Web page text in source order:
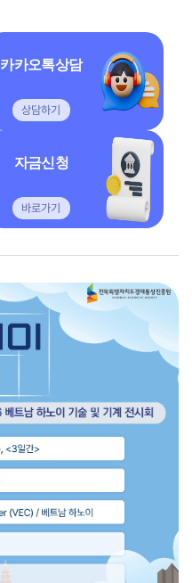
카카오톡상담
상담하기
자금신청
바로가기